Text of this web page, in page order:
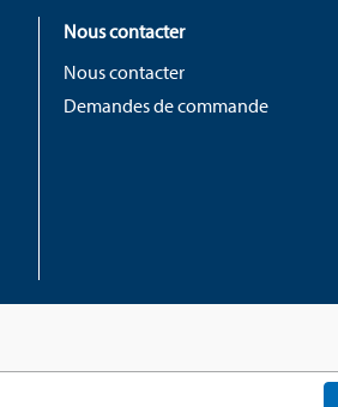
Nous contacter
Nous contacter
Demandes de commande